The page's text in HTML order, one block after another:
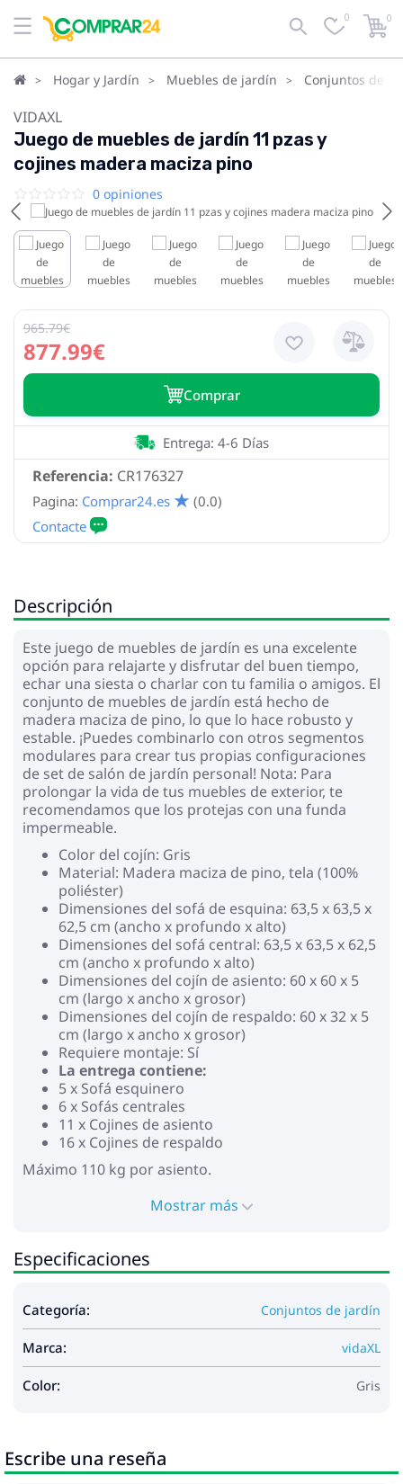
0 0
Hogar y Jardín Muebles de jardín Conjuntos de
VIDAXL
Juego de muebles de jardín 11 pzas y
cojines madera maciza pino
0 opiniones
877.99€
965.79€
Сomprar
Referencia: CR176327
Entrega: 4-6 Días
Pagina: Comprar24.es (0.0)
Descripción
Este juego de muebles de jardín es una excelente
opción para relajarte y disfrutar del buen tiempo,
echar una siesta o charlar con tu familia o amigos. El
conjunto de muebles de jardín está hecho de
madera maciza de pino, lo que lo hace robusto y
estable. ¡Puedes combinarlo con otros segmentos
modulares para crear tus propias configuraciones
de set de salón de jardín personal! Nota: Para
prolongar la vida de tus muebles de exterior, te
recomendamos que los protejas con una funda
impermeable.
Color del cojín: Gris
Material: Madera maciza de pino, tela (100%
poliéster)
Dimensiones del sofá de esquina: 63,5 x 63,5 x
62,5 cm (ancho x profundo x alto)
Dimensiones del sofá central: 63,5 x 63,5 x 62,5
cm (ancho x profundo x alto)
Dimensiones del cojín de asiento: 60 x 60 x 5
cm (largo x ancho x grosor)
Dimensiones del cojín de respaldo: 60 x 32 x 5
cm (largo x ancho x grosor)
Requiere montaje: Sí
La entrega contiene:
5 x Sofá esquinero
6 x Sofás centrales
11 x Cojines de asiento
16 x Cojines de respaldo
Máximo 110 kg por asiento.
Mostrar más
Especificaciones
Categoría: Conjuntos de jardín
Marca: vidaXL
Color: Gris
Escribe una reseña